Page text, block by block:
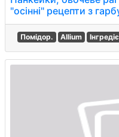
"осінні" рецепти з
Помідор. Allium